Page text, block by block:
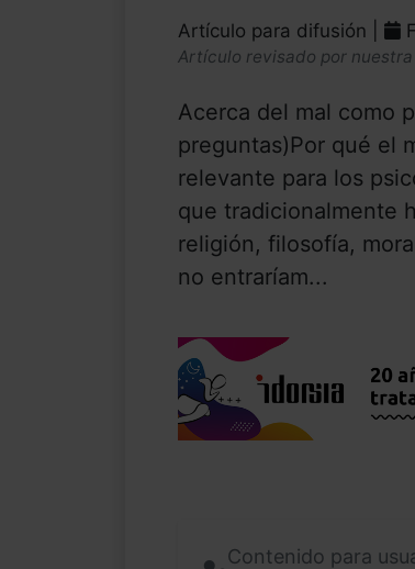
Artículo para difusión |
Artículo revisado por
Acerca del mal como
preguntas)Por qué el
relevante para los
que tradicionalmente
religión, filosofía,
no entraríam...
Contenido para